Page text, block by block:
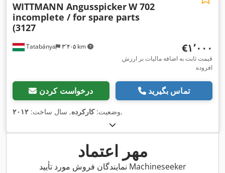
Tatabánya ۳٬۴۰۵ km
WITTMANN AngusspickerW 702
incomplete / for spare parts
(3127
‎€۱٬۰۰۰
قیمت ثابت به اضافه مالیات بر ارزش
افزوده
درخواست کردن تماس بگیرید
وضعیت:کارکرده, سال ساخت: ۲۰۱۲ ,
مهر اعتماد
نمایندگان فروش مورد تأیید Machineseeker